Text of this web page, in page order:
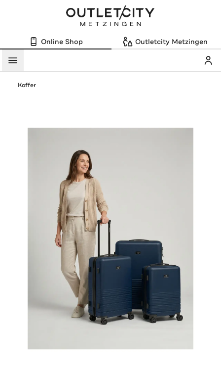
Online Shop Outletcity Metzingen
Menü
Koffer